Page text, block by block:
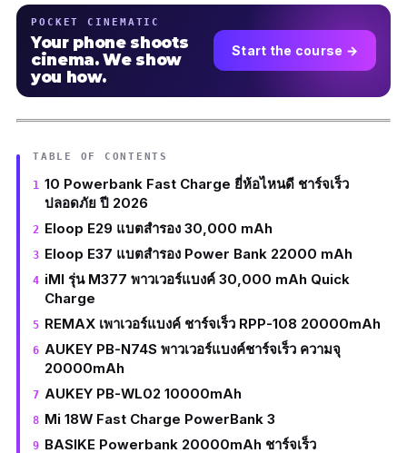
POCKET CINEMATIC
Your phone shoots
cinema. We show
you how.
Start the course →
TABLE OF CONTENTS
10 Powerbank Fast Charge ยี่ห้อไหนดี ชาร์จเร็ว
ปลอดภัย ปี 2026
Eloop E29 แบตสำรอง 30,000 mAh
Eloop E37 แบตสำรอง Power Bank 22000 mAh
iMI รุ่น M377 พาวเวอร์แบงค์ 30,000 mAh Quick
Charge
REMAX เพาเวอร์แบงค์ ชาร์จเร็ว RPP-108 20000mAh
AUKEY PB-N74S พาวเวอร์แบงค์ชาร์จเร็ว ความจุ
20000mAh
AUKEY PB-WL02 10000mAh
Mi 18W Fast Charge PowerBank 3
BASIKE Powerbank 20000mAh ชาร์จเร็ว